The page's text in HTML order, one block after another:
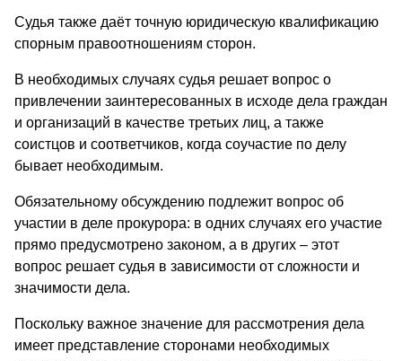
Судья также даёт точную юридическую квалификацию
спорным правоотношениям сторон.
В необходимых случаях судья решает вопрос о
привлечении заинтересованных в исходе дела граждан
и организаций в качестве третьих лиц, а также
соистцов и соответчиков, когда соучастие по делу
бывает необходимым.
Обязательному обсуждению подлежит вопрос об
участии в деле прокурора: в одних случаях его участие
прямо предусмотрено законом, а в других – этот
вопрос решает судья в зависимости от сложности и
значимости дела.
Поскольку важное значение для рассмотрения дела
имеет представление сторонами необходимых